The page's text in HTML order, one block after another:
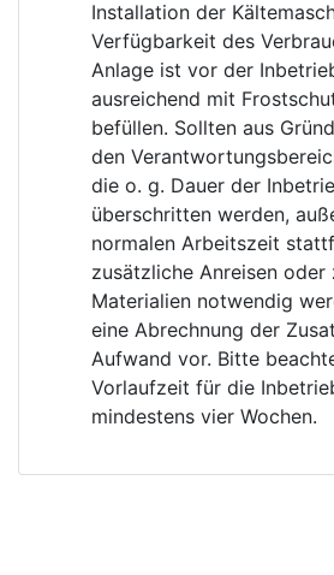
Installation der
Verfügbarkeit des
Anlage ist vor der
ausreichend mit
befüllen. Sollten aus
den
die o. g. Dauer der
überschritten werden,
normalen Arbeitszeit
zusätzliche Anreisen oder
Materialien notwendig
eine Abrechnung der
Aufwand vor. Bitte
Vorlaufzeit für die
mindestens vier Wochen.